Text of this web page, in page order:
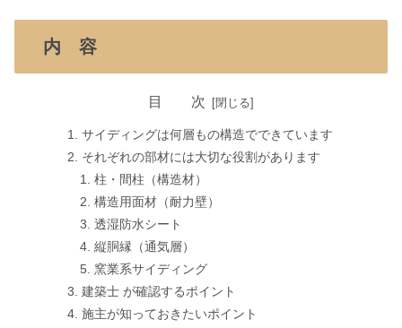
内 容
目 次
サイディングは何層もの構造でできています
それぞれの部材には大切な役割があります
柱・間柱（構造材）
構造用面材（耐力壁）
透湿防水シート
縦胴縁（通気層）
窯業系サイディング
建築士 が確認するポイント
施主が知っておきたいポイント